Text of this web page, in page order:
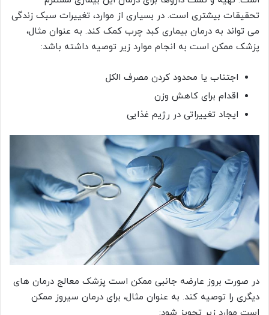
تحقیقات بیشتری است. در بسیاری از موارد، تغییرات سبک زندگی
می تواند به درمان بیماری کبد چرب کمک کند. به عنوان مثال،
پزشک ممکن است به انجام موارد زیر توصیه داشته باشد:
اجتناب یا محدود کردن مصرف الکل
اقدام برای کاهش وزن
ایجاد تغییراتی در رژیم غذایی
در صورت بروز عارضه جانبی ممکن است پزشک معالج درمان های
دیگری را توصیه کند. به عنوان مثال، برای درمان سیروز ممکن